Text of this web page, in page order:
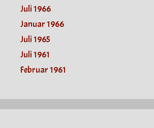
Juli 1966
Januar 1966
Juli 1965
Juli 1961
Februar 1961